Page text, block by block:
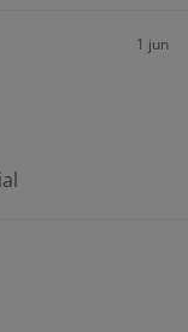
1 jun